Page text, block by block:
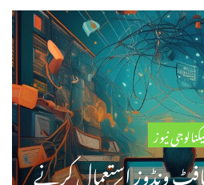
نیوز
ونڈوز استعمال کرنے